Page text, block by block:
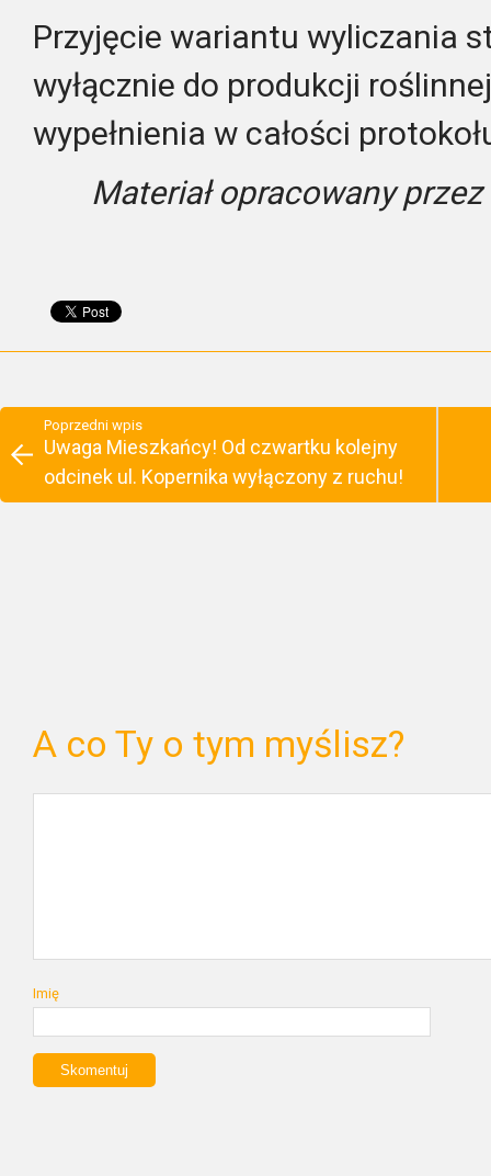
Przyjęcie wariantu wyliczania
wyłącznie do produkcji
wypełnienia w całości
Materiał opracowany
Poprzedni wpis
Uwaga Mieszkańcy! Od czwartku kolejny
odcinek ul. Kopernika wyłączony z ruchu!
A co Ty o tym myślisz?
Imię